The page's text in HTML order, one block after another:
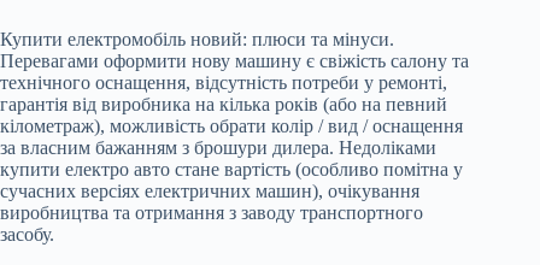
Купити електромобіль новий: плюси та мінуси.
Перевагами оформити нову машину є свіжість салону та
технічного оснащення, відсутність потреби у ремонті,
гарантія від виробника на кілька років (або на певний
кілометраж), можливість обрати колір / вид / оснащення
за власним бажанням з брошури дилера. Недоліками
купити електро авто стане вартість (особливо помітна у
сучасних версіях електричних машин), очікування
виробництва та отримання з заводу транспортного
засобу.